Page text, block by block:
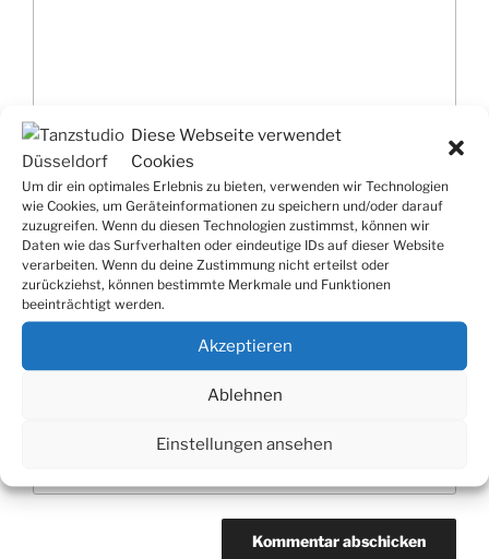
Diese Webseite verwendet
Cookies
Um dir ein optimales Erlebnis zu bieten, verwenden wir Technologien
wie Cookies, um Geräteinformationen zu speichern und/oder darauf
zuzugreifen. Wenn du diesen Technologien zustimmst, können wir
Daten wie das Surfverhalten oder eindeutige IDs auf dieser Website
verarbeiten. Wenn du deine Zustimmung nicht erteilst oder
zurückziehst, können bestimmte Merkmale und Funktionen
beeinträchtigt werden.
Akzeptieren
Ablehnen
Einstellungen ansehen
Name*
E-Mail-Adresse*